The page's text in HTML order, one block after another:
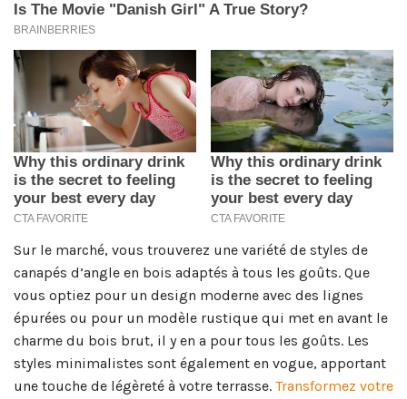
Sur le marché, vous trouverez une variété de styles de
canapés d’angle en bois adaptés à tous les goûts. Que
vous optiez pour un design moderne avec des lignes
épurées ou pour un modèle rustique qui met en avant le
charme du bois brut, il y en a pour tous les goûts. Les
styles minimalistes sont également en vogue, apportant
une touche de légèreté à votre terrasse. Transformez votre